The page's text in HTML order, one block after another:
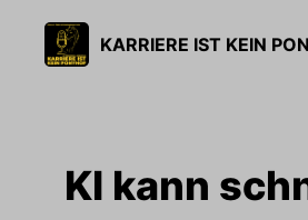
KI kann